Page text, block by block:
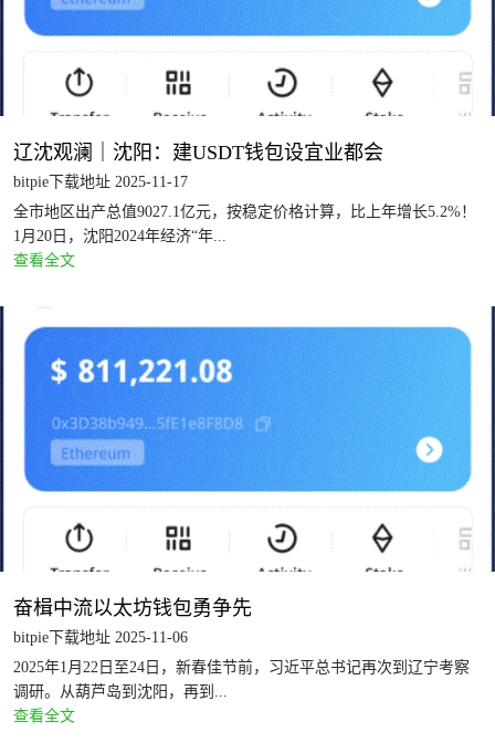
辽沈观澜｜沈阳：建USDT钱包设宜业都会
bitpie下载地址 2025-11-17
全市地区出产总值9027.1亿元，按稳定价格计算，比上年增长5.2%！
1月20日，沈阳2024年经济“年...
查看全文
奋楫中流以太坊钱包勇争先
bitpie下载地址 2025-11-06
2025年1月22日至24日，新春佳节前，习近平总书记再次到辽宁考察
调研。从葫芦岛到沈阳，再到...
查看全文